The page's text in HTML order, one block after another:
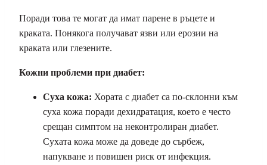
Поради това те могат да имат парене в ръцете и
краката. Понякога получават язви или ерозии на
краката или глезените.
Кожни проблеми при диабет:
Суха кожа: Хората с диабет са по-склонни към
суха кожа поради дехидратация, което е често
срещан симптом на неконтролиран диабет.
Сухата кожа може да доведе до сърбеж,
напукване и повишен риск от инфекция.